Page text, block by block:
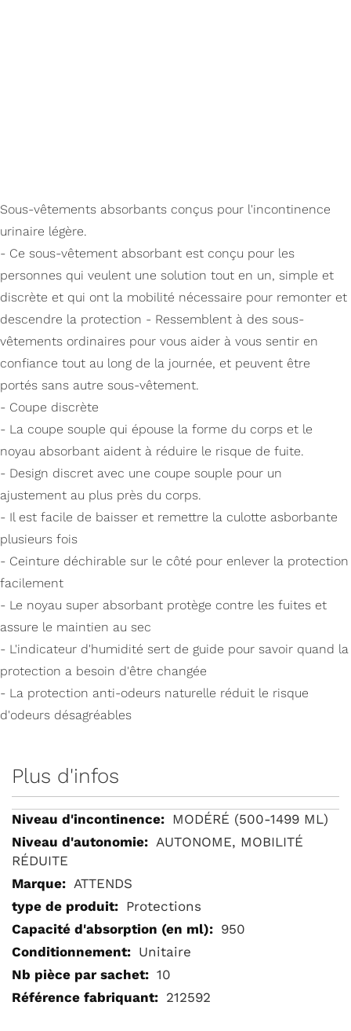
Sous-vêtements absorbants conçus pour l'incontinence
urinaire légère.
- Ce sous-vêtement absorbant est conçu pour les
personnes qui veulent une solution tout en un, simple et
discrète et qui ont la mobilité nécessaire pour remonter et
descendre la protection - Ressemblent à des sous-
vêtements ordinaires pour vous aider à vous sentir en
confiance tout au long de la journée, et peuvent être
portés sans autre sous-vêtement.
- Coupe discrète
- La coupe souple qui épouse la forme du corps et le
noyau absorbant aident à réduire le risque de fuite.
- Design discret avec une coupe souple pour un
ajustement au plus près du corps.
- Il est facile de baisser et remettre la culotte asborbante
plusieurs fois
- Ceinture déchirable sur le côté pour enlever la protection
facilement
- Le noyau super absorbant protège contre les fuites et
assure le maintien au sec
- L'indicateur d'humidité sert de guide pour savoir quand la
protection a besoin d'être changée
- La protection anti-odeurs naturelle réduit le risque
d'odeurs désagréables
Plus d'infos
Plus
d'infos
MODÉRÉ (500-1499 ML)
AUTONOME, MOBILITÉ
RÉDUITE
ATTENDS
Protections
950
Unitaire
10
212592